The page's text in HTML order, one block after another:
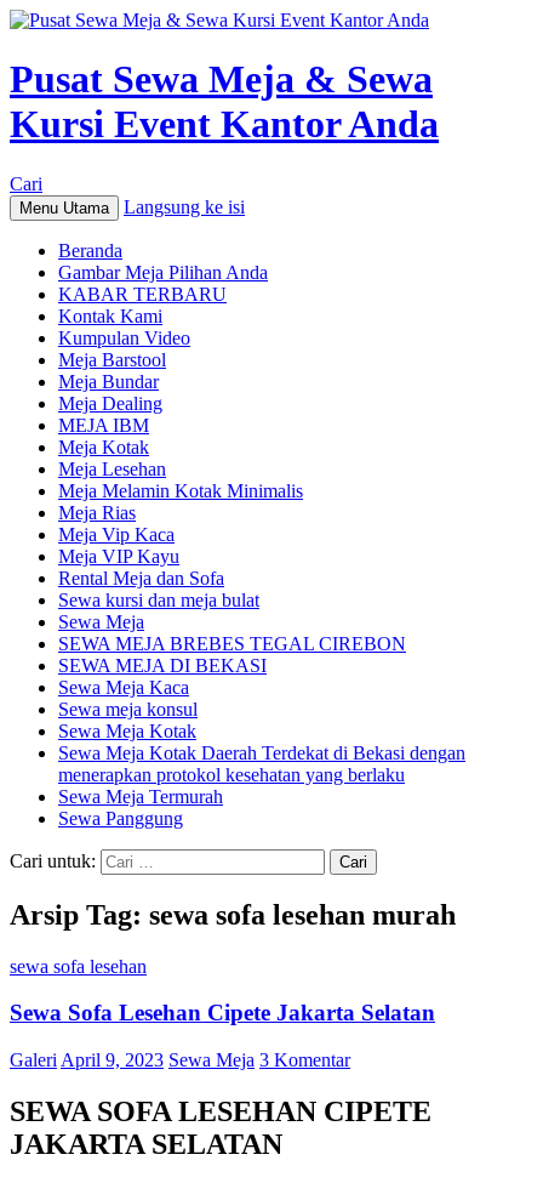
Pusat Sewa Meja & Sewa
Kursi Event Kantor Anda
Cari
Menu Utama Langsung ke isi
Beranda
Gambar Meja Pilihan Anda
KABAR TERBARU
Kontak Kami
Kumpulan Video
Meja Barstool
Meja Bundar
Meja Dealing
MEJA IBM
Meja Kotak
Meja Lesehan
Meja Melamin Kotak Minimalis
Meja Rias
Meja Vip Kaca
Meja VIP Kayu
Rental Meja dan Sofa
Sewa kursi dan meja bulat
Sewa Meja
SEWA MEJA BREBES TEGAL CIREBON
SEWA MEJA DI BEKASI
Sewa Meja Kaca
Sewa meja konsul
Sewa Meja Kotak
Sewa Meja Kotak Daerah Terdekat di Bekasi dengan
menerapkan protokol kesehatan yang berlaku
Sewa Meja Termurah
Sewa Panggung
Cari untuk:
Arsip Tag: sewa sofa lesehan murah
sewa sofa lesehan
Sewa Sofa Lesehan Cipete Jakarta Selatan
Galeri April 9, 2023 Sewa Meja 3 Komentar
SEWA SOFA LESEHAN CIPETE
JAKARTA SELATAN